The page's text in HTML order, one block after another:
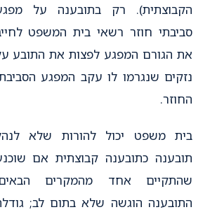
הקבוצתית). רק בתובענה על
סביבתי חוזר רשאי בית המשפט
את הגורם המפגע לפצות את התובע
נזקים שנגרמו לו עקב המפגע
החוזר.
בית משפט יכול להורות שלא
תובענה כתובענה קבוצתית אם
שהתקיים אחד מהמקרים
התובענה הוגשה שלא בתום לב;